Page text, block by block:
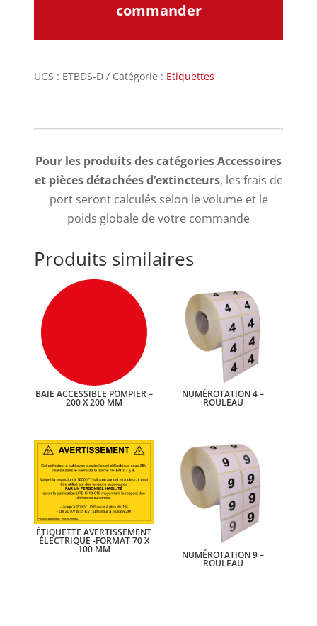
commander
UGS : ETBDS-D Catégorie : Etiquettes
Pour les produits des catégories Accessoires
et pièces détachées d’extincteurs, les frais de
port seront calculés selon le volume et le
poids globale de votre commande
Produits similaires
BAIE ACCESSIBLE POMPIER –
200 X 200 MM
NUMÉROTATION 4 –
ROULEAU
ÉTIQUETTE AVERTISSEMENT
ÉLECTRIQUE -FORMAT 70 X
100 MM NUMÉROTATION 9 –
ROULEAU